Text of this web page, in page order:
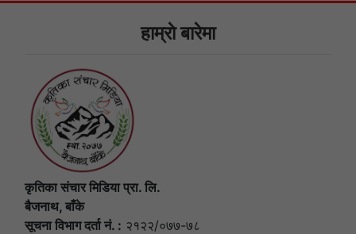
हाम्राे बारेमा
कृतिका संचार मिडिया प्रा. लि.
बैजनाथ, बाँके
सूचना विभाग दर्ता नं. : २१२२/०७७-७८